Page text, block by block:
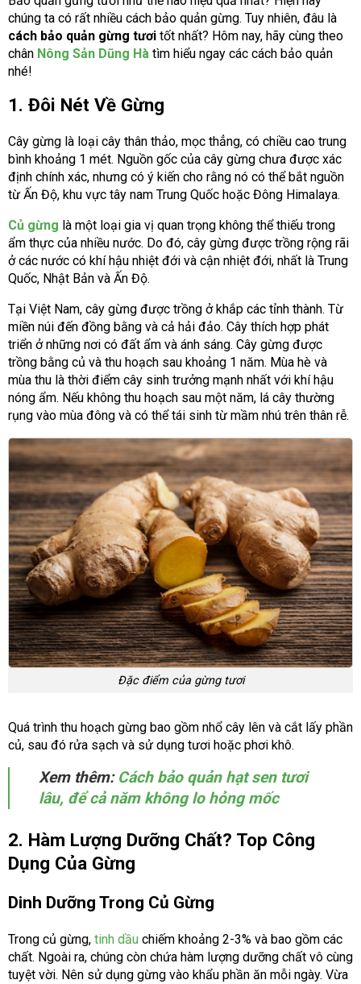
chúng ta có rất nhiều cách bảo quản gừng. Tuy nhiên, đâu là
cách bảo quản gừng tươi tốt nhất? Hôm nay, hãy cùng theo
chân Nông Sản Dũng Hà tìm hiểu ngay các cách bảo quản
nhé!
1. Đôi Nét Về Gừng
Cây gừng là loại cây thân thảo, mọc thẳng, có chiều cao trung
bình khoảng 1 mét. Nguồn gốc của cây gừng chưa được xác
định chính xác, nhưng có ý kiến cho rằng nó có thể bắt nguồn
từ Ấn Độ, khu vực tây nam Trung Quốc hoặc Đông Himalaya.
Củ gừng là một loại gia vị quan trọng không thể thiếu trong
ẩm thực của nhiều nước. Do đó, cây gừng được trồng rộng rãi
ở các nước có khí hậu nhiệt đới và cận nhiệt đới, nhất là Trung
Quốc, Nhật Bản và Ấn Độ.
Tại Việt Nam, cây gừng được trồng ở khắp các tỉnh thành. Từ
miền núi đến đồng bằng và cả hải đảo. Cây thích hợp phát
triển ở những nơi có đất ẩm và ánh sáng. Cây gừng được
trồng bằng củ và thu hoạch sau khoảng 1 năm. Mùa hè và
mùa thu là thời điểm cây sinh trưởng mạnh nhất với khí hậu
nóng ẩm. Nếu không thu hoạch sau một năm, lá cây thường
rụng vào mùa đông và có thể tái sinh từ mầm nhú trên thân rễ.
Đặc điểm của gừng tươi
Quá trình thu hoạch gừng bao gồm nhổ cây lên và cắt lấy phần
củ, sau đó rửa sạch và sử dụng tươi hoặc phơi khô.
Xem thêm: Cách bảo quản hạt sen tươi
lâu, để cả năm không lo hỏng mốc
2. Hàm Lượng Dưỡng Chất? Top Công
Dụng Của Gừng
Dinh Dưỡng Trong Củ Gừng
Trong củ gừng, tinh dầu chiếm khoảng 2-3% và bao gồm các
chất. Ngoài ra, chúng còn chứa hàm lượng dưỡng chất vô cùng
tuyệt vời. Nên sử dụng gừng vào khẩu phần ăn mỗi ngày. Vừa